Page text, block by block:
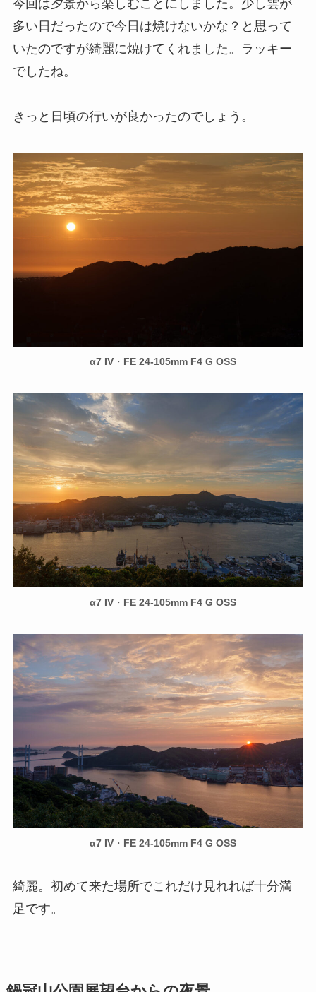
今回は夕景から楽しむことにしました。少し雲が
多い日だったので今日は焼けないかな？と思って
いたのですが綺麗に焼けてくれました。ラッキー
でしたね。
きっと日頃の行いが良かったのでしょう。
α7 IV ・ FE 24-105mm F4 G OSS
α7 IV ・ FE 24-105mm F4 G OSS
α7 IV ・ FE 24-105mm F4 G OSS
綺麗。初めて来た場所でこれだけ見れれば十分満
足です。